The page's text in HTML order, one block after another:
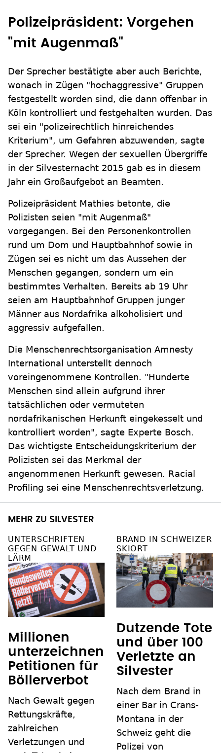
Polizeipräsident: Vorgehen
"mit Augenmaß"
Der Sprecher bestätigte aber auch Berichte,
wonach in Zügen "hochaggressive" Gruppen
festgestellt worden sind, die dann offenbar in
Köln kontrolliert und festgehalten wurden. Das
sei ein "polizeirechtlich hinreichendes
Kriterium", um Gefahren abzuwenden, sagte
der Sprecher. Wegen der sexuellen Übergriffe
in der Silvesternacht 2015 gab es in diesem
Jahr ein Großaufgebot an Beamten.
Polizeipräsident Mathies betonte, die
Polizisten seien "mit Augenmaß"
vorgegangen. Bei den Personenkontrollen
rund um Dom und Hauptbahnhof sowie in
Zügen sei es nicht um das Aussehen der
Menschen gegangen, sondern um ein
bestimmtes Verhalten. Bereits ab 19 Uhr
seien am Hauptbahnhof Gruppen junger
Männer aus Nordafrika alkoholisiert und
aggressiv aufgefallen.
Die Menschenrechtsorganisation Amnesty
International unterstellt dennoch
voreingenommene Kontrollen. "Hunderte
Menschen sind allein aufgrund ihrer
tatsächlichen oder vermuteten
nordafrikanischen Herkunft eingekesselt und
kontrolliert worden", sagte Experte Bosch.
Das wichtigste Entscheidungskriterium der
Polizisten sei das Merkmal der
angenommenen Herkunft gewesen. Racial
Profiling sei eine Menschenrechtsverletzung.
MEHR ZU SILVESTER
UNTERSCHRIFTEN
GEGEN GEWALT UND
LÄRM
Millionen
unterzeichnen
Petitionen für
Böllerverbot
Nach Gewalt gegen
Rettungskräfte,
zahlreichen
Verletzungen und
BRAND IN SCHWEIZER
SKIORT
Dutzende Tote
und über 100
Verletzte an
Silvester
Nach dem Brand in
einer Bar in Crans-
Montana in der
Schweiz geht die
Polizei von